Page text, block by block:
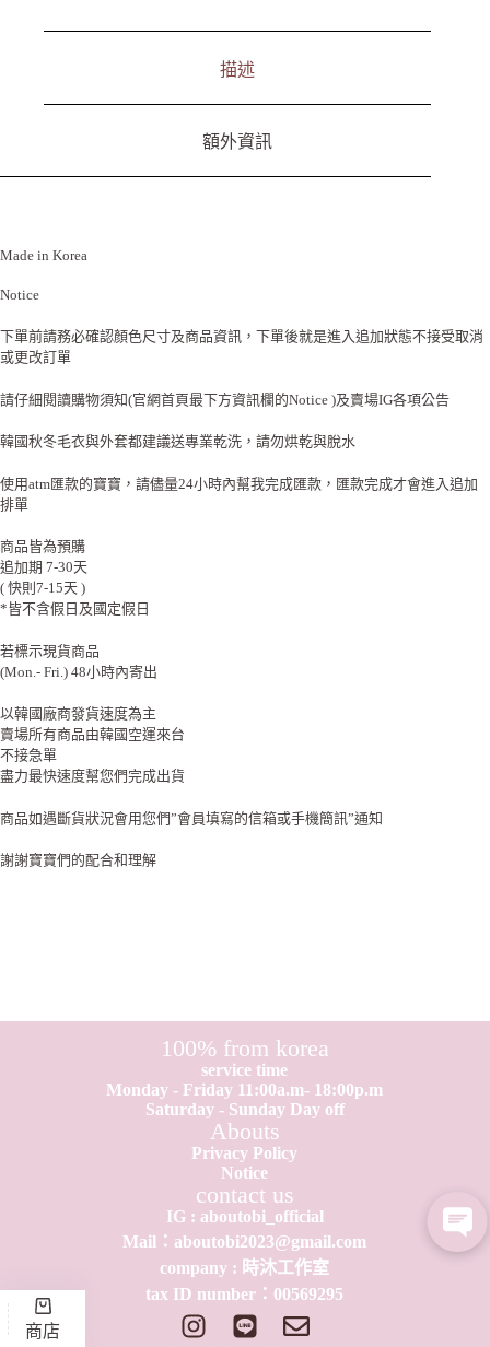
描述
額外資訊
Made in Korea
Notice
下單前請務必確認顏色尺寸及商品資訊，下單後就是進入追加狀態不接受取消
或更改訂單
請仔細閱讀購物須知(官網首頁最下方資訊欄的Notice )及賣場IG各項公告
韓國秋冬毛衣與外套都建議送專業乾洗，請勿烘乾與脫水
使用atm匯款的寶寶，請儘量24小時內幫我完成匯款，匯款完成才會進入追加
排單
商品皆為預購
追加期 7-30天
( 快則7-15天 )
*皆不含假日及國定假日
若標示現貨商品
(Mon.- Fri.) 48小時內寄出
以韓國廠商發貨速度為主
賣場所有商品由韓國空運來台
不接急單
盡力最快速度幫您們完成出貨
商品如遇斷貨狀況會用您們”會員填寫的信箱或手機簡訊”通知
謝謝寶寶們的配合和理解
100% from korea
service time
Monday - Friday 11:00a.m- 18:00p.m
Saturday - Sunday Day off
Abouts
Privacy Policy
Notice
contact us
IG : aboutobi_official
Mail：aboutobi2023@gmail.com
company : 時沐工作室
tax ID number：0​0​569295
商店